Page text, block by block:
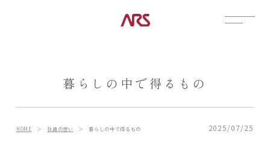
資料請求
POSTS
暮らしの中で得るもの
HOME ＞ 社員の想い ＞ 暮らしの中で得るもの 2025/07/25